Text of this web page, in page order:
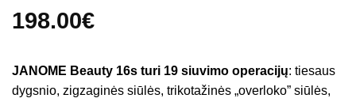
198.00€
JANOME Beauty 16s turi 19 siuvimo operacijų: tiesaus
dygsnio, zigzaginės siūlės, trikotažinės „overloko” siūlės,